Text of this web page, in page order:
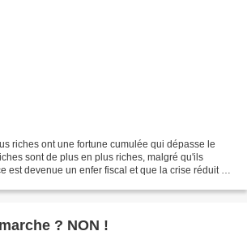
riches ont une fortune cumulée qui dépasse le
sont de plus en plus riches, malgré qu'ils
est devenue un enfer fiscal et que la crise réduit à
? NON !